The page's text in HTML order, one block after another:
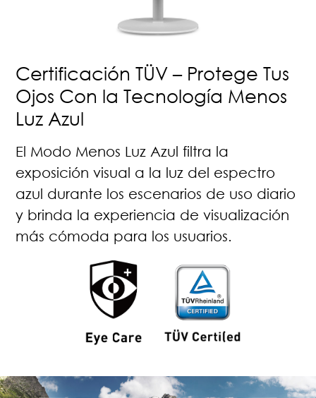
Certificación TÜV – Protege Tus
Ojos Con la Tecnología Menos
Luz Azul
El Modo Menos Luz Azul filtra la
exposición visual a la luz del espectro
azul durante los escenarios de uso diario
y brinda la experiencia de visualización
más cómoda para los usuarios.